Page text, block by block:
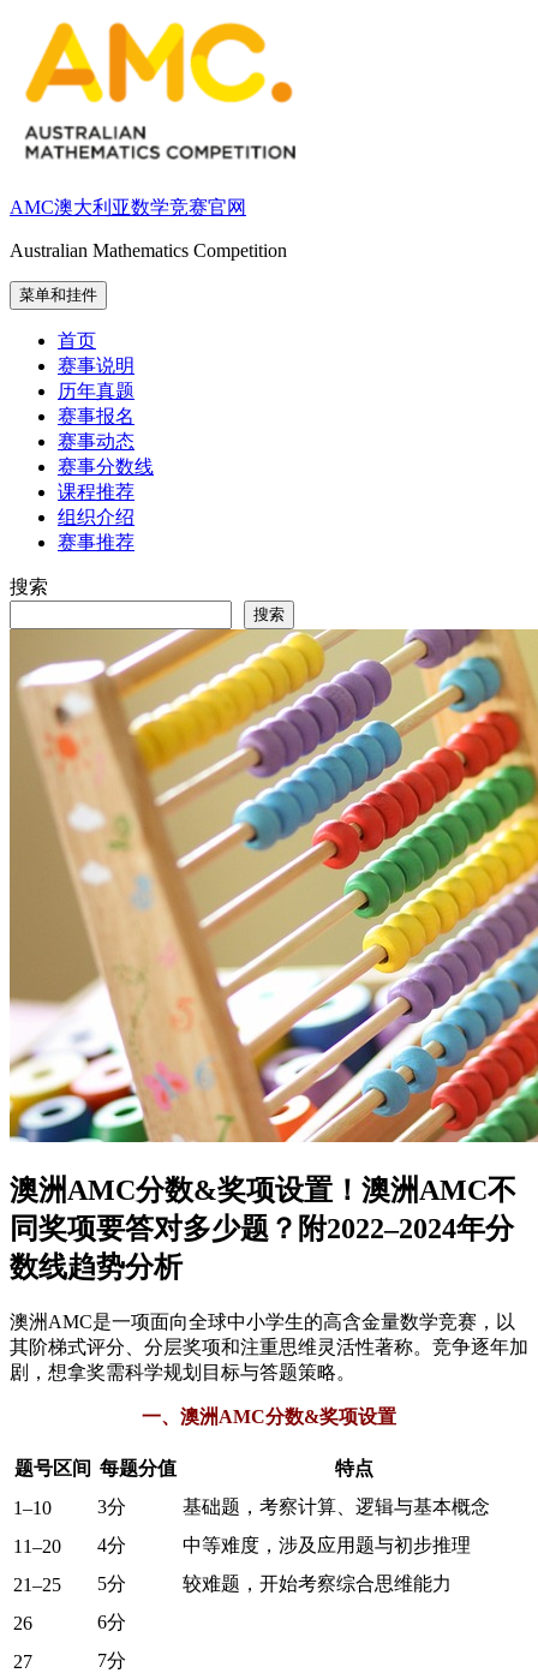
容
AMC澳大利亚数学竞赛官网
Australian Mathematics Competition
菜单和挂件
首页
赛事说明
历年真题
赛事报名
赛事动态
赛事分数线
课程推荐
组织介绍
赛事推荐
搜索
搜索
澳洲AMC分数&奖项设置！澳洲AMC不
同奖项要答对多少题？附2022–2024年分
数线趋势分析
澳洲AMC是一项面向全球中小学生的高含金量数学竞赛，以
其阶梯式评分、分层奖项和注重思维灵活性著称。竞争逐年加
剧，想拿奖需科学规划目标与答题策略。
一、澳洲AMC分数&奖项设置
题号区间 每题分值
特点
1–10
3分
基础题，考察计算、逻辑与基本概念
11–20
4分
中等难度，涉及应用题与初步推理
21–25
5分
较难题，开始考察综合思维能力
26
6分
27
7分